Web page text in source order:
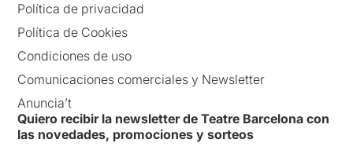
Política de privacidad
Política de Cookies
Condiciones de uso
Comunicaciones comerciales y Newsletter
Anuncia’t
Quiero recibir la newsletter de Teatre Barcelona con
las novedades, promociones y sorteos